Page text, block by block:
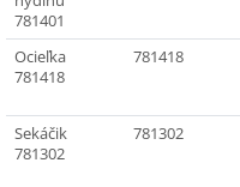
781401
Ocieľka
781418
781418
Sekáčik
781302
781302